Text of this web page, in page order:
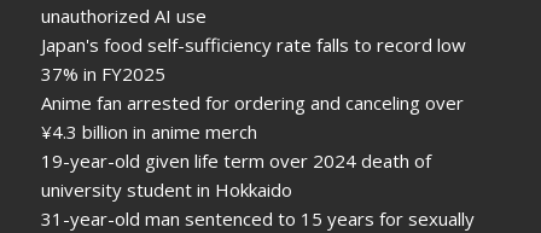
unauthorized AI use
Japan's food self-sufficiency rate falls to record low
37% in FY2025
Anime fan arrested for ordering and canceling over
¥4.3 billion in anime merch
19-year-old given life term over 2024 death of
university student in Hokkaido
31-year-old man sentenced to 15 years for sexually